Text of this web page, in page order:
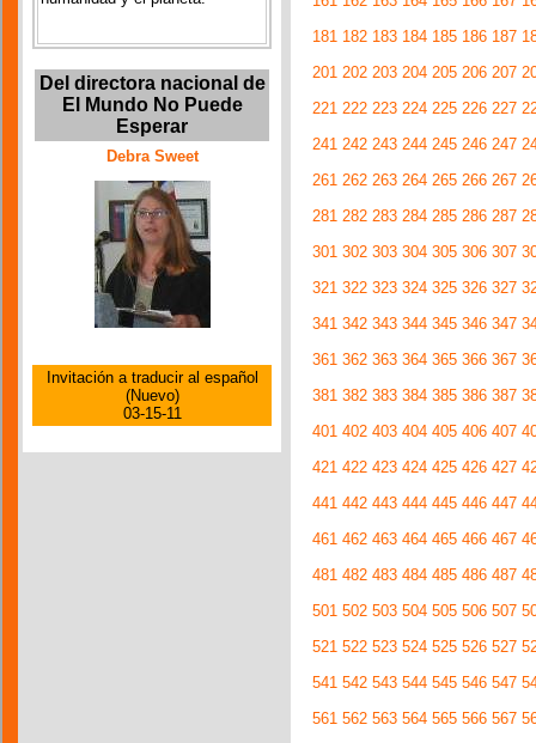
Del directora nacional de
El Mundo No Puede
Esperar
Debra Sweet
Invitación a traducir al español
(Nuevo)
03-15-11
181 182 183 184 185 186 187
201 202 203 204 205 206 207
221 222 223 224 225 226 227
241 242 243 244 245 246 247
261 262 263 264 265 266 267
281 282 283 284 285 286 287
301 302 303 304 305 306 307
321 322 323 324 325 326 327
341 342 343 344 345 346 347
361 362 363 364 365 366 367
381 382 383 384 385 386 387
401 402 403 404 405 406 407
421 422 423 424 425 426 427
441 442 443 444 445 446 447
461 462 463 464 465 466 467
481 482 483 484 485 486 487
501 502 503 504 505 506 507
521 522 523 524 525 526 527
541 542 543 544 545 546 547
561 562 563 564 565 566 567